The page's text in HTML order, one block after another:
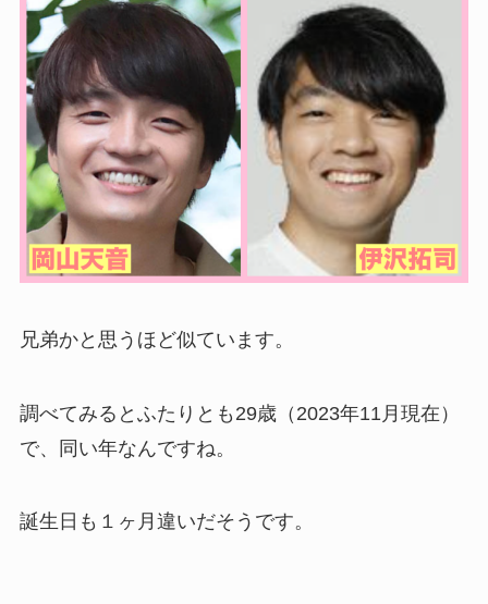
兄弟かと思うほど似ています。
調べてみるとふたりとも29歳（2023年11月現在）
で、同い年なんですね。
誕生日も１ヶ月違いだそうです。